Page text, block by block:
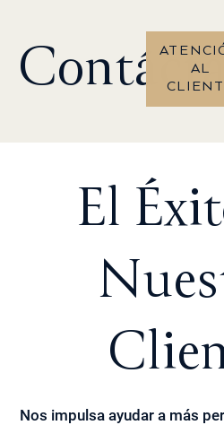
AL
El
Nos impulsa ayudar a más